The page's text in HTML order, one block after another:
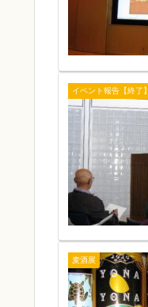
イベント報告【終了】
麦酒展